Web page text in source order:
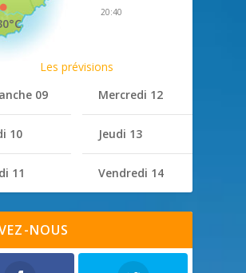
20:40
Les prévisions
09
10
11
Mercredi 12
Jeudi 13
Vendredi 14
NOUS